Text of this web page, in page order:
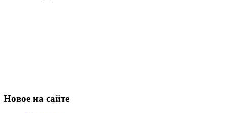
Новое на сайте